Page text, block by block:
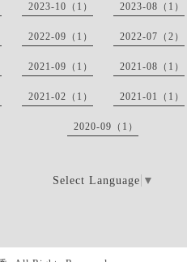
2023-10（1） 2023-08（1）
2022-09（1） 2022-07（2）
2021-09（1） 2021-08（1）
2021-02（1） 2021-01（1）
2020-09（1）
Select Language ▼